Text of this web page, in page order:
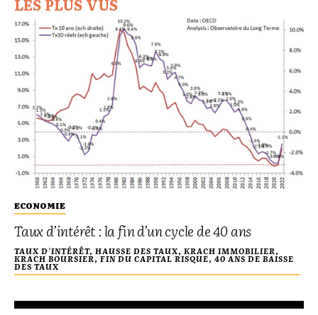
ECONOMIE
Taux d’intérêt : la fin d’un cycle de 40 ans
TAUX D'INTÉRÊT, HAUSSE DES TAUX, KRACH IMMOBILIER,
KRACH BOURSIER, FIN DU CAPITAL RISQUE, 40 ANS DE BAISSE
DES TAUX